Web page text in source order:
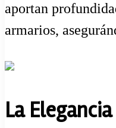
aportan
armarios,
La